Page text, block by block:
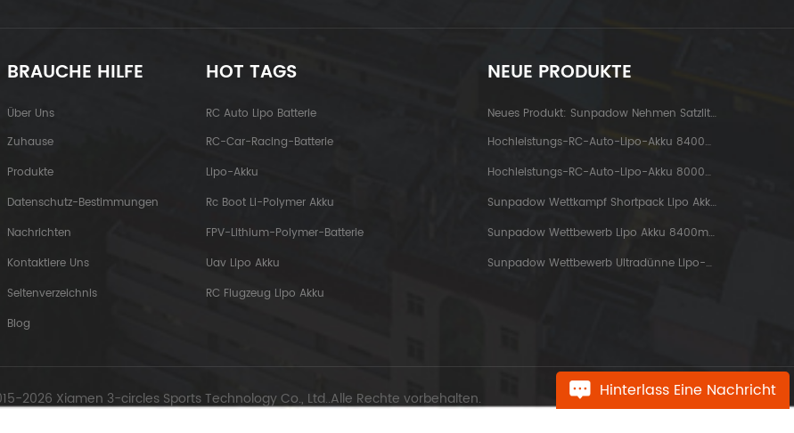
BRAUCHE HILFE
Über Uns
Zuhause
Produkte
Datenschutz-Bestimmungen
Nachrichten
Kontaktiere Uns
Seitenverzeichnis
Blog
HOT TAGS
RC Auto Lipo Batterie
RC-Car-Racing-Batterie
Lipo-Akku
Rc Boot Li-Polymer Akku
FPV-Lithium-Polymer-Batterie
Uav Lipo Akku
RC Flugzeug Lipo Akku
NEUE PRODUKTE
Neues Produkt: Sunpadow Nehmen Satzlithiumbatterie 5200mah-7.4v-2s2p Platin Ab
Hochleistungs-RC-Auto-Lipo-Akku 8400mah-7.6v-2s2p Blue Label
Hochleistungs-RC-Auto-Lipo-Akku 8000mah-3.8v-1s2p Blue Label
Sunpadow Wettkampf Shortpack Lipo Akku 3800mah-7.4v-2s1p
Sunpadow Wettbewerb Lipo Akku 8400mah-7.4v-2s2p
Sunpadow Wettbewerb Ultradünne Lipo-Batterie 5300mah-7.4v-2s1p
2026 Xiamen 3-circles Sports Technology Co., Ltd..Alle Rechte vorbehalten. Hinterlass Eine Nachricht